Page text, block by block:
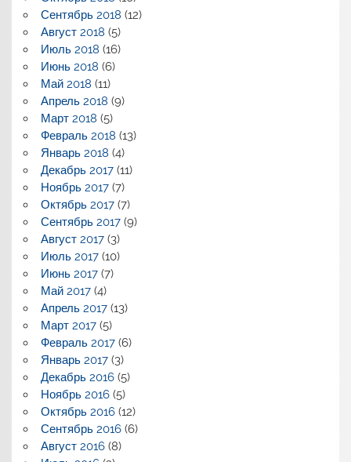
Сентябрь 2018 (12)
Август 2018 (5)
Июль 2018 (16)
Июнь 2018 (6)
Май 2018 (11)
Апрель 2018 (9)
Март 2018 (5)
Февраль 2018 (13)
Январь 2018 (4)
Декабрь 2017(11)
Ноябрь 2017(7)
Октябрь 2017(7)
Сентябрь 2017(9)
Август 2017(3)
Июль 2017(10)
Июнь 2017(7)
Май 2017(4)
Апрель 2017(13)
Март 2017(5)
Февраль 2017(6)
Январь 2017(3)
Декабрь 2016(5)
Ноябрь 2016(5)
Октябрь 2016(12)
Сентябрь 2016(6)
Август 2016(8)